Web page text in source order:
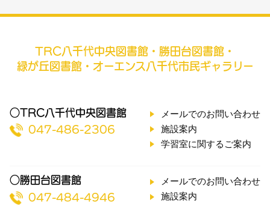
TRC八千代中央図書館・勝田台図書館・
緑が丘図書館・オーエンス八千代市民ギャラリー
○TRC八千代中央図書館
047-486-2306
メールでのお問い合わせ
施設案内
学習室に関するご案内
○勝田台図書館
047-484-4946
メールでのお問い合わせ
施設案内